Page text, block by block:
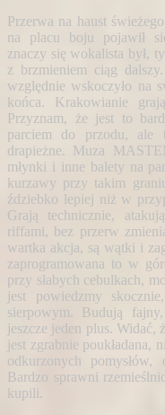
Przerwa na haust
na placu boju pojawił
znaczy się wokalista był,
z brzmieniem ciąg
względnie wskoczyło na
końca. Krakowianie
Przyznam, że jest to
parciem do przodu, ale
drapieżne. Muza
młynki i inne balety na
kurzawy przy takim
ździebko lepiej niż w
Grają technicznie,
riffami, bez przerw
wartka akcja, są wątki i
zaprogramowana to w
przy słabych cebulkach,
jest powiedzmy
sierpowym. Budują
jeszcze jeden plus. Widać,
jest zgrabnie poukładana,
odkurzonych pomysłów,
Bardzo sprawni
kupili.